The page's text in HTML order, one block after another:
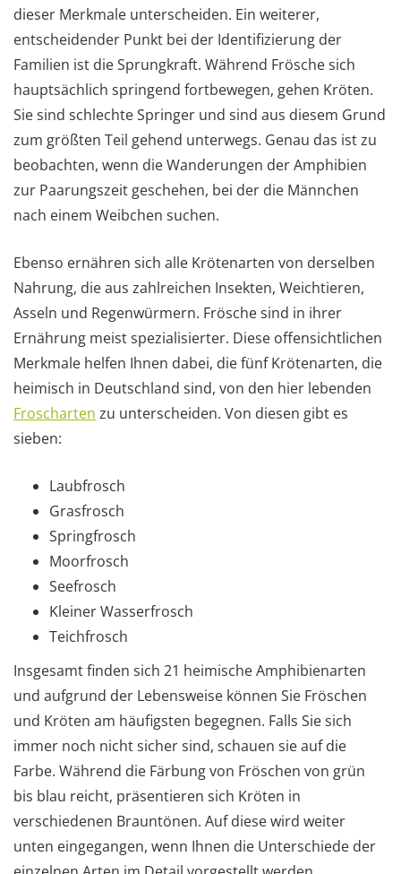
dieser Merkmale unterscheiden. Ein weiterer,
entscheidender Punkt bei der Identifizierung der
Familien ist die Sprungkraft. Während Frösche sich
hauptsächlich springend fortbewegen, gehen Kröten.
Sie sind schlechte Springer und sind aus diesem Grund
zum größten Teil gehend unterwegs. Genau das ist zu
beobachten, wenn die Wanderungen der Amphibien
zur Paarungszeit geschehen, bei der die Männchen
nach einem Weibchen suchen.
Ebenso ernähren sich alle Krötenarten von derselben
Nahrung, die aus zahlreichen Insekten, Weichtieren,
Asseln und Regenwürmern. Frösche sind in ihrer
Ernährung meist spezialisierter. Diese offensichtlichen
Merkmale helfen Ihnen dabei, die fünf Krötenarten, die
heimisch in Deutschland sind, von den hier lebenden
Froscharten zu unterscheiden. Von diesen gibt es
sieben:
Laubfrosch
Grasfrosch
Springfrosch
Moorfrosch
Seefrosch
Kleiner Wasserfrosch
Teichfrosch
Insgesamt finden sich 21 heimische Amphibienarten
und aufgrund der Lebensweise können Sie Fröschen
und Kröten am häufigsten begegnen. Falls Sie sich
immer noch nicht sicher sind, schauen sie auf die
Farbe. Während die Färbung von Fröschen von grün
bis blau reicht, präsentieren sich Kröten in
verschiedenen Brauntönen. Auf diese wird weiter
unten eingegangen, wenn Ihnen die Unterschiede der